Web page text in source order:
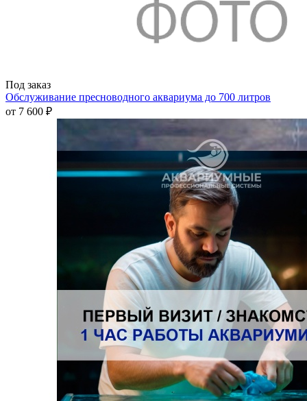
Под заказ
Обслуживание пресноводного аквариума до 700 литров
от 7 600 ₽